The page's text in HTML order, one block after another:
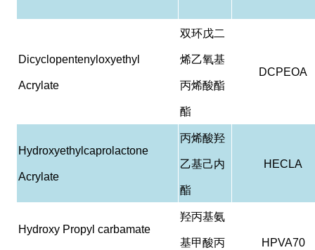
Dicyclopentenyloxyethyl
Acrylate
双环戊二
烯乙氧基
丙烯酸酯
酯
DCPEOA
Hydroxyethylcaprolactone
Acrylate
丙烯酸羟
乙基己内
酯
HECLA
Hydroxy Propyl carbamate
羟丙基氨
基甲酸丙 HPVA70